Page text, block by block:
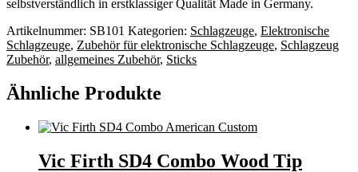
selbstverständlich in erstklassiger Qualität Made in Germany.
Artikelnummer: SB101 Kategorien: Schlagzeuge, Elektronische
Schlagzeuge, Zubehör für elektronische Schlagzeuge, Schlagzeug
Zubehör, allgemeines Zubehör, Sticks
Ähnliche Produkte
Vic Firth SD4 Combo Wood Tip